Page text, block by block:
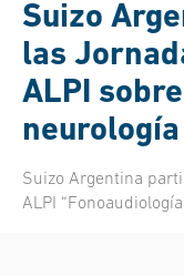
Suizo
las
ALPI
neurología
Suizo Argentina
ALPI “Fonoaudiología